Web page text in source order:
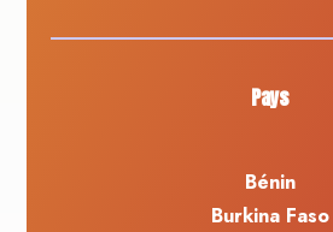
Pays
Bénin
Burkina Faso